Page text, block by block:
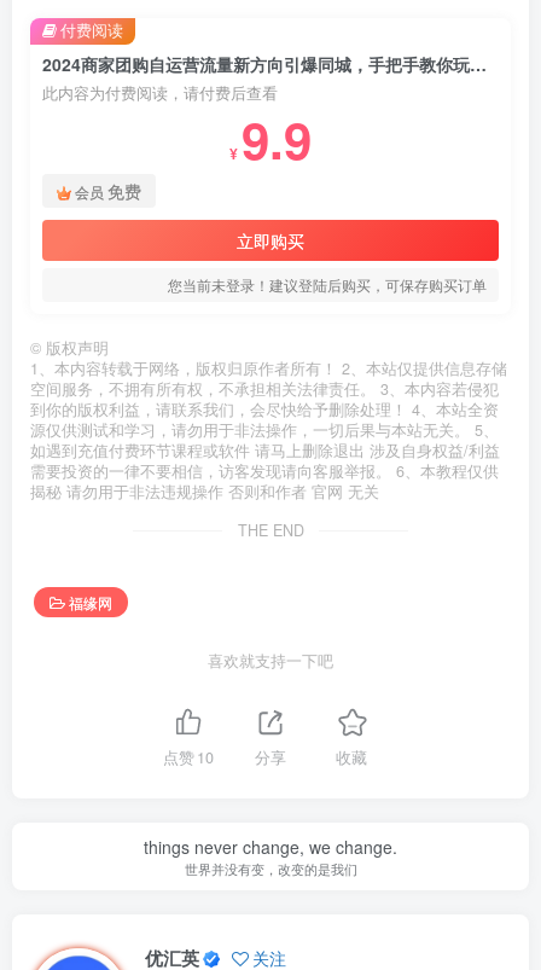
2024商家团购自运营流量新方向引爆同城，手把手教你玩转本地生活（67节完整版）
此内容为付费阅读，请付费后查看
¥ 9.9
会员 免费
立即购买
您当前未登录！建议登陆后购买，可保存购买订单
付费阅读
© 版权声明
1、本内容转载于网络，版权归原作者所有！ 2、本站仅提供信息存储
空间服务，不拥有所有权，不承担相关法律责任。 3、本内容若侵犯
到你的版权利益，请联系我们，会尽快给予删除处理！ 4、本站全资
源仅供测试和学习，请勿用于非法操作，一切后果与本站无关。 5、
如遇到充值付费环节课程或软件 请马上删除退出 涉及自身权益/利益
需要投资的一律不要相信，访客发现请向客服举报。 6、本教程仅供
揭秘 请勿用于非法违规操作 否则和作者 官网 无关
THE END
福缘网
喜欢就支持一下吧
点赞10 分享 收藏
things never change, we change.
世界并没有变，改变的是我们
优汇英 关注